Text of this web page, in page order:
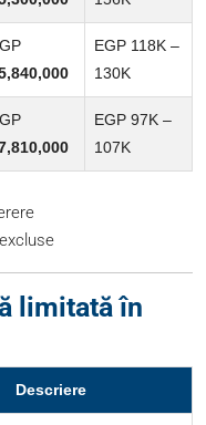
EGP 118K –
130K
EGP 97K –
107K
limitată în
Descriere